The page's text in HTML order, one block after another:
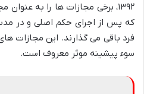
۱۳۹۲، برخی مجازات ها را به
که پس از اجرای حکم اصلی و در
فرد باقی می گذارند. این مجازات
سوء پیشینه موثر معروف است.